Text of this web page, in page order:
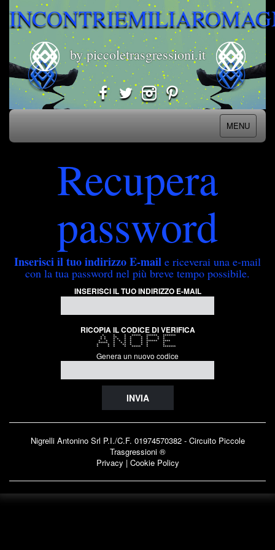
by piccoletrasgressioni.it
MENU
Recupera
password
Inserisci il tuo indirizzo E-mail e riceverai una e-mail
con la tua password nel più breve tempo possibile.
INSERISCI IL TUO INDIRIZZO E-MAIL
RICOPIA IL CODICE DI VERIFICA
* * * ***** ****** *******
* * ** * * * * * *
* * * * * * * * * *
* * * * * * * ****** ****
***** * * * * * * *
* * * ** * * * *
* * * * ***** * *******
Genera un nuovo codice
INVIA
Nigrelli Antonino Srl P.I./C.F. 01974570382 - Circuito Piccole
Trasgressioni ®
Privacy | Cookie Policy